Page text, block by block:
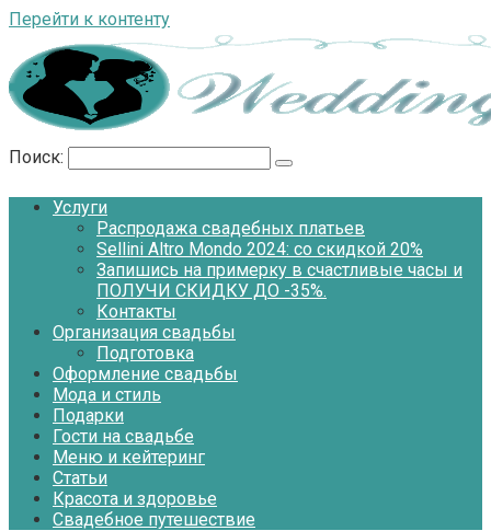
Перейти к контенту
Поиск:
Услуги
Распродажа свадебных платьев
Sellini Altro Mondo 2024: со скидкой 20%
Запишись на примерку в счастливые часы и
ПОЛУЧИ СКИДКУ ДО -35%.
Контакты
Организация свадьбы
Подготовка
Оформление свадьбы
Мода и стиль
Подарки
Гости на свадьбе
Меню и кейтеринг
Статьи
Красота и здоровье
Свадебное путешествие